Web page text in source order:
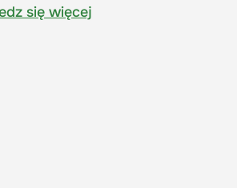
się więcej